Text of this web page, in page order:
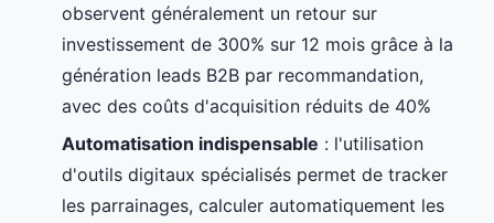
observent généralement un retour sur
investissement de 300% sur 12 mois grâce à la
génération leads B2B par recommandation,
avec des coûts d'acquisition réduits de 40%
Automatisation indispensable : l'utilisation
d'outils digitaux spécialisés permet de tracker
les parrainages, calculer automatiquement les